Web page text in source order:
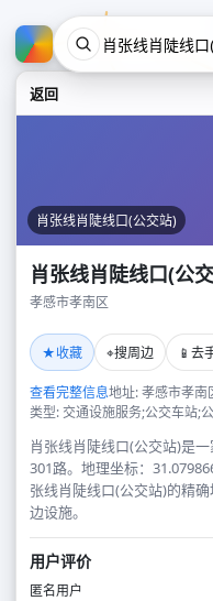
返回
肖张线肖陡线口(公交站)
肖张线肖陡线口(公
孝感市孝南区
★收藏 ⌖搜周边 📱 去
查看完整信息地址: 孝感市孝南
类型: 交通设施服务;公交车站;
肖张线肖陡线口(公交站)是
301路。地理坐标：
张线肖陡线口(公交站)的精
边设施。
用户评价
匿名用户